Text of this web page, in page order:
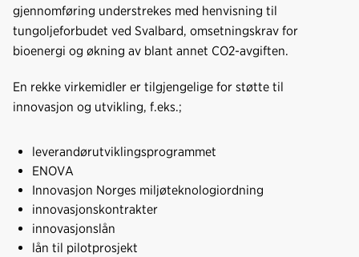
gjennomføring understrekes med henvisning til
tungoljeforbudet ved Svalbard, omsetningskrav for
bioenergi og økning av blant annet CO2-avgiften.
En rekke virkemidler er tilgjengelige for støtte til
innovasjon og utvikling, f.eks.;
leverandørutviklingsprogrammet
ENOVA
Innovasjon Norges miljøteknologiordning
innovasjonskontrakter
innovasjonslån
lån til pilotprosjekt